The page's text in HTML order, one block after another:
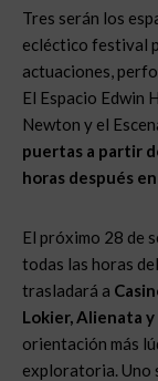
Tres serán los
ecléctico festival
actuaciones,
El Espacio Edwin
Newton y el
puertas a partir
horas después en
El próximo 28 de
todas las horas
trasladará a
Lokier, Alienata
orientación más
exploratoria. Uno